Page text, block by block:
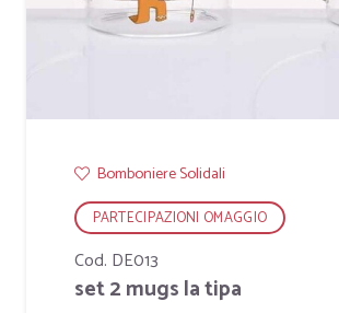
Bomboniere Solidali
PARTECIPAZIONI OMAGGIO
Cod. DE013
set 2 mugs la tipa